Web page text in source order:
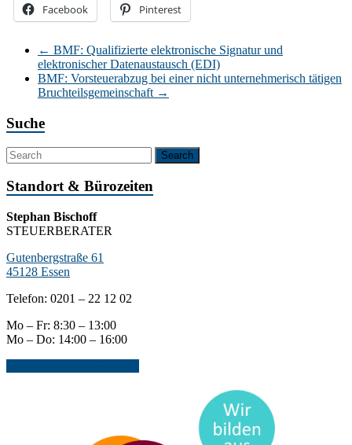
Facebook Pinterest
← BMF: Qualifizierte elektronische Signatur und
elektronischer Datenaustausch (EDI)
BMF: Vorsteuerabzug bei einer nicht unternehmerisch tätigen
Bruchteilsgemeinschaft →
Suche
Standort & Bürozeiten
Stephan Bischoff
STEUERBERATER
Gutenbergstraße 61
45128 Essen
Telefon: 0201 – 22 12 02
Mo – Fr: 8:30 – 13:00
Mo – Do: 14:00 – 16:00